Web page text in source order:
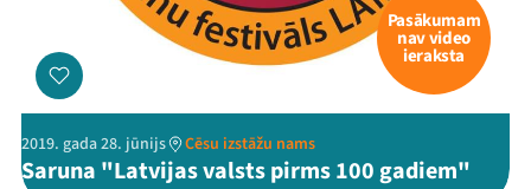
Pasākumam
nav video
ieraksta
2019. gada 28. jūnijs Cēsu izstāžu nams
Saruna "Latvijas valsts pirms 100 gadiem"